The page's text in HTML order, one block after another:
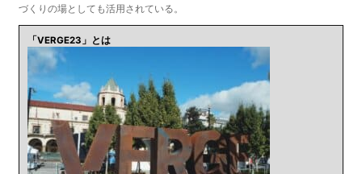
づくりの場としても活用されている。
「VERGE23」とは